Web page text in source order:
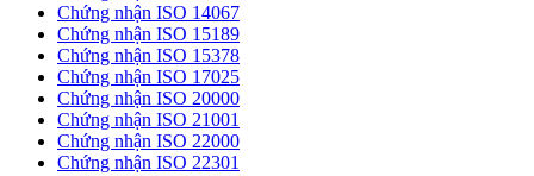
Chứng nhận ISO 14067
Chứng nhận ISO 15189
Chứng nhận ISO 15378
Chứng nhận ISO 17025
Chứng nhận ISO 20000
Chứng nhận ISO 21001
Chứng nhận ISO 22000
Chứng nhận ISO 22301